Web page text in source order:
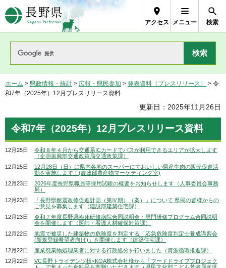
長野県Nagano Prefecture
アクセス メニュー 検索
ホーム > 県政情報・統計 > 広報・県民参加 > 発表資料（プレスリリース）
> 令
和7年（2025年）12月プレスリリース資料
更新日：2025年11月26日
令和7年（2025年）12月プレスリリース資料
12月25日
令和８年４月から交通系ICカードでバスが利用できるエリアが拡大します
（企画振興部交通政策局交通政策課）
12月25日
12月28日（日）に県内各地のスーパーにておいしい県産牛肉の販売促進活
動を実施します！(農政部農産物マーケティング室)
12月23日
2026年度長野県職員等採用試験の概要をお知らせします（人事委員会事務
局）
12月23日
「長野県耐震改修促進計画（第Ⅳ期）（案）」について 県民の皆様からの
ご意見を募集します（建設部建築住宅課）
12月23日
令和７年度長野県臨床研修病院合同説明会・専門研修プログラム合同説明
会を開催します（医師・看護人材確保対策課）
12月22日
地震で被災した建築物の危険度を判定する「応急危険度判定士養成講習会
(新規登録希望者向け)」を開催します（建築住宅課）
12月22日
産業廃棄物処理業者に対する行政処分を行いました（資源循環推進課）
12月22日
VC長野トライデンツ様×KOA株式会社様から「フードドライブプロジェク